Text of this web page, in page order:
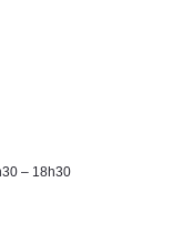
– 18h30